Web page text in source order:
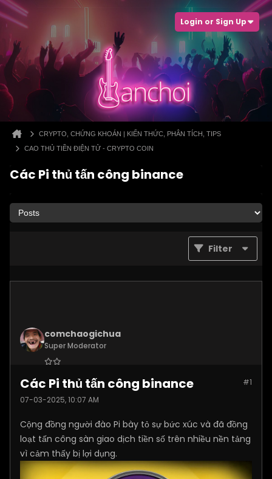
Login or Sign Up
CRYPTO, CHỨNG KHOÁN | KIẾN THỨC, PHÂN TÍCH, TIPS
CAO THỦ TIỀN ĐIỆN TỬ - CRYPTO COIN
Các Pi thủ tấn công binance
Filter
comchaogichua
Super Moderator
Posts: 10887 #1
Các Pi thủ tấn công binance
07-03-2025, 10:07 AM
Cộng đồng người đào Pi bày tỏ sự bức xúc và đã đồng
loạt tấn công sàn giao dịch tiền số trên nhiều nền tảng
vì cảm thấy bị lợi dụng.